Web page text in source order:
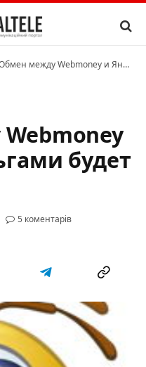
между Webmoney и Яндекс.Деньгами будет восстановлен
будет
5 коментарів